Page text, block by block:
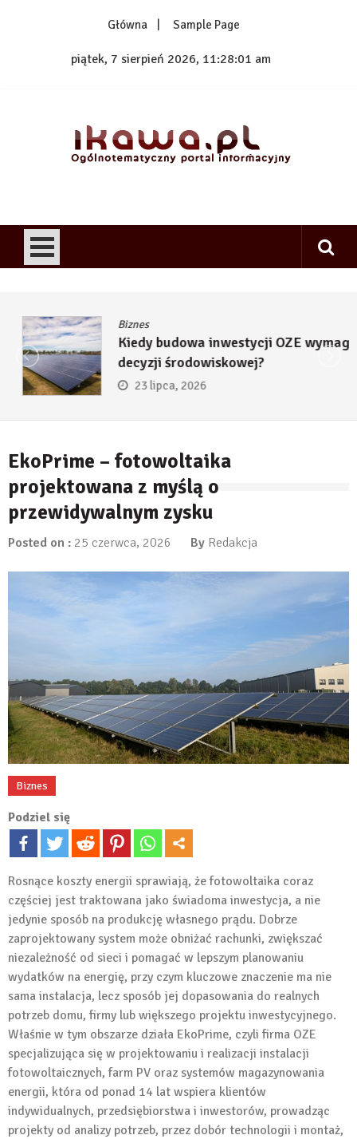
Główna Sample Page
piątek, 7 sierpień 2026, 11:28:02 am
Biznes
Kiedy budowa inwestycji OZE wymaga
decyzji środowiskowej?
23 lipca, 2026
EkoPrime – fotowoltaika
projektowana z myślą o
przewidywalnym zysku
Posted on : 25 czerwca, 2026 By Redakcja
Biznes
Podziel się
Rosnące koszty energii sprawiają, że fotowoltaika coraz
częściej jest traktowana jako świadoma inwestycja, a nie
jedynie sposób na produkcję własnego prądu. Dobrze
zaprojektowany system może obniżać rachunki, zwiększać
niezależność od sieci i pomagać w lepszym planowaniu
wydatków na energię, przy czym kluczowe znaczenie ma nie
sama instalacja, lecz sposób jej dopasowania do realnych
potrzeb domu, firmy lub większego projektu inwestycyjnego.
Właśnie w tym obszarze działa EkoPrime, czyli firma OZE
specjalizująca się w projektowaniu i realizacji instalacji
fotowoltaicznych, farm PV oraz systemów magazynowania
energii, która od ponad 14 lat wspiera klientów
indywidualnych, przedsiębiorstwa i inwestorów, prowadząc
projekty od analizy potrzeb, przez dobór technologii i montaż,